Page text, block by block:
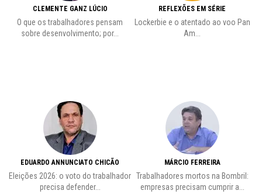
CLEMENTE GANZ LÚCIO
O que os trabalhadores pensam
sobre desenvolvimento; por...
EDUARDO ANNUNCIATO CHICÃO
Eleições 2026: o voto do trabalhador
precisa defender...
REFLEXÕES EM SÉRIE
Lockerbie e o atentado ao voo Pan
Am...
MÁRCIO FERREIRA
Trabalhadores mortos na Bombril:
empresas precisam cumprir a...